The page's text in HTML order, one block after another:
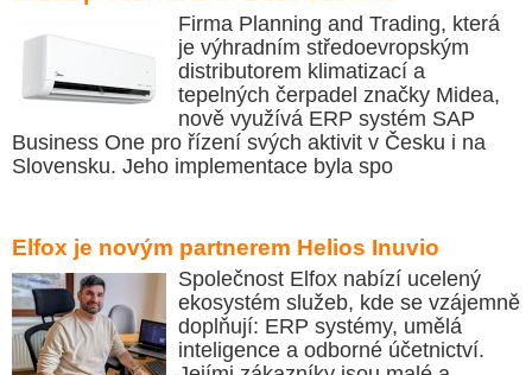
Firma Planning and Trading, která
je výhradním středoevropským
distributorem klimatizací a
tepelných čerpadel značky Midea,
nově využívá ERP systém SAP
Business One pro řízení svých aktivit v Česku i na
Slovensku. Jeho implementace byla spo
Elfox je novým partnerem Helios Inuvio
Společnost Elfox nabízí ucelený
ekosystém služeb, kde se vzájemně
doplňují: ERP systémy, umělá
inteligence a odborné účetnictví.